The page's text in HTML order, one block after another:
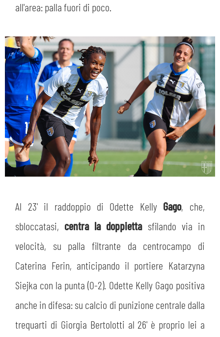
all'area: palla fuori di poco.
Al 23' il raddoppio di Odette Kelly Gago, che,
sbloccatasi, centra la doppiettasfilando via in
velocità, su palla filtrante da centrocampo di
Caterina Ferin, anticipando il portiere Katarzyna
Siejka con la punta (0-2). Odette Kelly Gago positiva
anche in difesa: su calcio di punizione centrale dalla
trequarti di Giorgia Bertolotti al 26' è proprio lei a